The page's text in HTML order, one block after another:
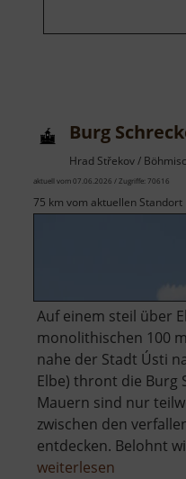
Burg
Hrad Střekov /
aktuell vom 07.06.2026 / Zugriffe: 70616
75 km vom aktuellen Standort
Auf einem steil über
monolithischen 100
nahe der Stadt Ústi
Elbe) thront die Burg
Mauern sind nur
zwischen den
entdecken. Belohnt
weiterlesen